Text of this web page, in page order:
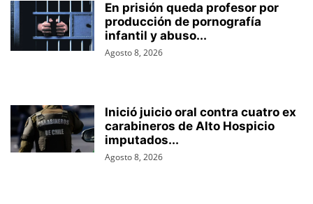
En prisión queda profesor por
producción de pornografía
infantil y abuso...
Agosto 8, 2026
Inició juicio oral contra cuatro ex
carabineros de Alto Hospicio
imputados...
Agosto 8, 2026